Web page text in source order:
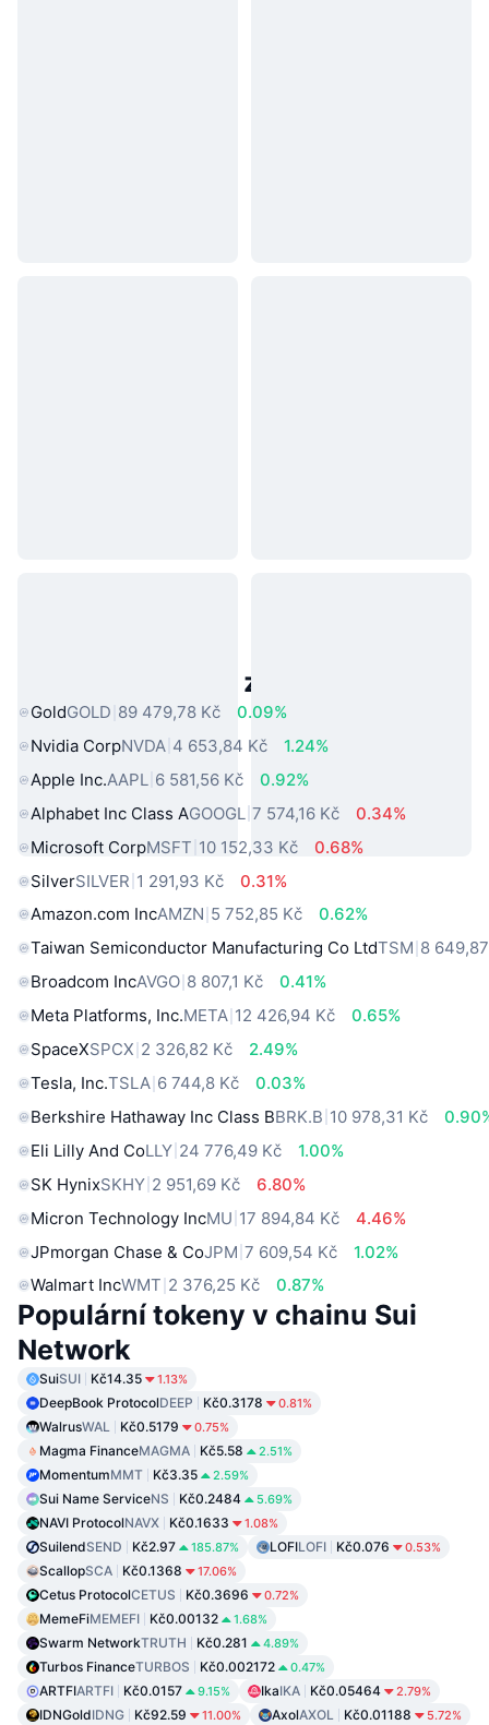
Populární aktiva z reálného světa
GoldGOLD 89 479,78 Kč
0.09%
Nvidia CorpNVDA 4 653,84 Kč
1.24%
Apple Inc.AAPL 6 581,56 Kč
0.92%
Alphabet Inc Class AGOOGL 7 574,16 Kč
0.34%
Microsoft CorpMSFT 10 152,33 Kč
0.68%
SilverSILVER 1 291,93 Kč
0.31%
Amazon.com IncAMZN 5 752,85 Kč
0.62%
Taiwan Semiconductor Manufacturing Co LtdTSM 8
Broadcom IncAVGO 8 807,1 Kč
0.41%
Meta Platforms, Inc.META 12 426,94 Kč
0.65%
SpaceXSPCX 2 326,82 Kč
2.49%
Tesla, Inc.TSLA 6 744,8 Kč
0.03%
Berkshire Hathaway Inc Class BBRK.B 10 978,31 Kč
Eli Lilly And CoLLY 24 776,49 Kč
1.00%
SK HynixSKHY 2 951,69 Kč
6.80%
Micron Technology IncMU 17 894,84 Kč
4.46%
JPmorgan Chase & CoJPM 7 609,54 Kč
1.02%
Walmart IncWMT 2 376,25 Kč 0.87%
Populární tokeny v chainu Sui
Network
SuiSUI Kč14.35 1.13%
DeepBook ProtocolDEEP Kč0.3178 0.81%
WalrusWAL Kč0.5179 0.75%
Magma FinanceMAGMA Kč5.58 2.51%
MomentumMMT Kč3.35 2.59%
Sui Name ServiceNS Kč0.2484 5.69%
NAVI ProtocolNAVX Kč0.1633 1.08%
SuilendSEND Kč2.97 185.87% LOFILOFI Kč0.076 0.53%
ScallopSCA Kč0.1368 17.06%
Cetus ProtocolCETUS Kč0.3696 0.72%
MemeFiMEMEFI Kč0.00132 1.68%
Swarm NetworkTRUTH Kč0.281 4.89%
Turbos FinanceTURBOS Kč0.002172 0.47%
ARTFIARTFI Kč0.0157 9.15% IkaIKA Kč0.05464 2.79%
IDNGoldIDNG Kč92.59 11.00% AxolAXOL Kč0.01188 5.72%